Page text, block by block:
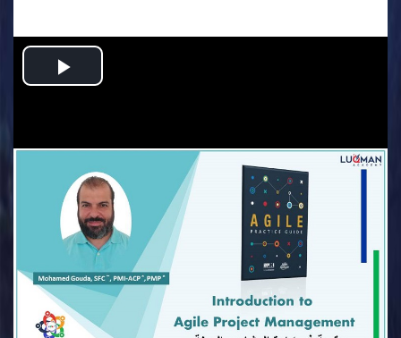
Play